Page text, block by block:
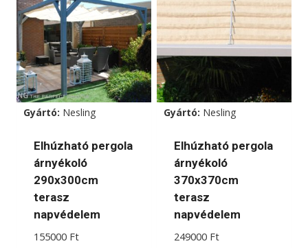
Gyártó: Nesling
Elhúzható pergola
árnyékoló
290x300cm
terasz
napvédelem
155000 Ft
Gyártó: Nesling
Elhúzható pergola
árnyékoló
370x370cm
terasz
napvédelem
249000 Ft